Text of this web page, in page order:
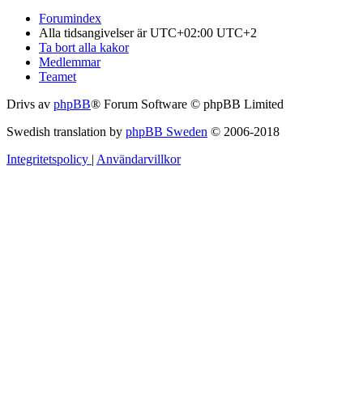
Forumindex
Alla tidsangivelser är UTC+02:00 UTC+2
Ta bort alla kakor
Medlemmar
Teamet
Drivs av phpBB® Forum Software © phpBB Limited
Swedish translation by phpBB Sweden © 2006-2018
Integritetspolicy | Användarvillkor